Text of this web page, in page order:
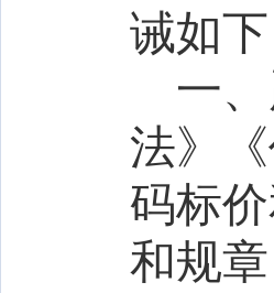
诫如下
一
法》
码标
和规